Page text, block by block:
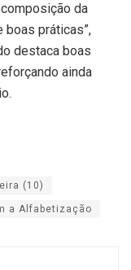
da
boas práticas”,
destaca boas
ainda
(10)
a Alfabetização